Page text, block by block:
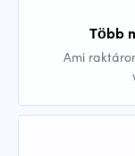
Több
Ami